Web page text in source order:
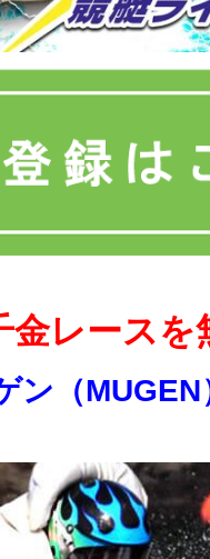
レースを
ン（MUGEN